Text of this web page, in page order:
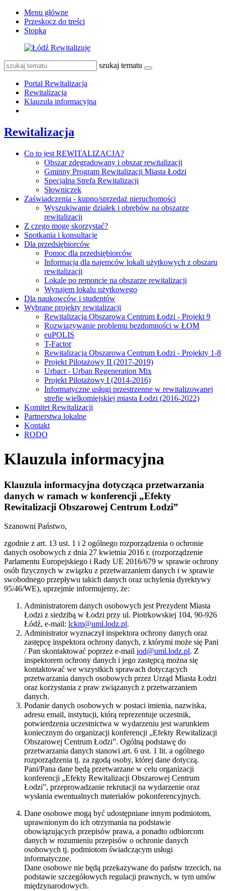
Menu główne
Przeskocz do treści
Stopka
szukaj tematu
Portal Rewitalizacja
Rewitalizacja
Klauzula informacyjna
Rewitalizacja
Co to jest REWITALIZACJA?
Obszar zdegradowany i obszar rewitalizacji
Gminny Program Rewitalizacji Miasta Łodzi
Specjalna Strefa Rewitalizacji
Słowniczek
Zaświadczenia - kupno/sprzedaż nieruchomości
Wyszukiwanie działek i obrębów na obszarze
rewitalizacji
Z czego mogę skorzystać?
Spotkania i konsultacje
Dla przedsiębiorców
Pomoc dla przedsiębiorców
Informacja dla najemców lokali użytkowych z obszaru
rewitalizacji
Lokale po remoncie na obszarze rewitalizacji
Wynajem lokalu użytkowego
Dla naukowców i studentów
Wybrane projekty rewitalizacji
Rewitalizacja Obszarowa Centrum Łodzi - Projekt 9
Rozwiązywanie problemu bezdomności w ŁOM
euPOLIS
T-Factor
Rewitalizacja Obszarowa Centrum Łodzi - Projekty 1-8
Projekt Pilotażowy II (2017-2019)
Urbact - Urban Regeneration Mix
Projekt Pilotażowy I (2014-2016)
Informatyczne usługi przestrzenne w rewitalizowanej
strefie wielkomiejskiej miasta Łodzi (2016-2022)
Komitet Rewitalizacji
Partnerstwa lokalne
Kontakt
RODO
Klauzula informacyjna
Klauzula informacyjna dotycząca przetwarzania
danych w ramach w konferencji „Efekty
Rewitalizacji Obszarowej Centrum Łodzi”
Szanowni Państwo,
zgodnie z art. 13 ust. 1 i 2 ogólnego rozporządzenia o ochronie
danych osobowych z dnia 27 kwietnia 2016 r. (rozporządzenie
Parlamentu Europejskiego i Rady UE 2016/679 w sprawie ochrony
osób fizycznych w związku z przetwarzaniem danych i w sprawie
swobodnego przepływu takich danych oraz uchylenia dyrektywy
95/46/WE), uprzejmie informujemy, że:
Administratorem danych osobowych jest Prezydent Miasta
Łodzi z siedzibą w Łodzi przy ul. Piotrkowskiej 104, 90-926
Łódź, e-mail: lckm@uml.lodz.pl.
Administrator wyznaczył inspektora ochrony danych oraz
zastępcę inspektora ochrony danych, z którymi może się Pani
/ Pan skontaktować poprzez e-mail iod@uml.lodz.pl. Z
inspektorem ochrony danych i jego zastępcą można się
kontaktować we wszystkich sprawach dotyczących
przetwarzania danych osobowych przez Urząd Miasta Łodzi
oraz korzystania z praw związanych z przetwarzaniem
danych.
Podanie danych osobowych w postaci imienia, nazwiska,
adresu email, instytucji, którą reprezentuje uczestnik,
potwierdzenia uczestnictwa w wydarzeniu jest warunkiem
koniecznym do organizacji konferencji „Efekty Rewitalizacji
Obszarowej Centrum Łodzi”. Ogólną podstawę do
przetwarzania danych stanowi art. 6 ust. 1 lit. a ogólnego
rozporządzenia tj. za zgodą osoby, której dane dotyczą.
Pani/Pana dane będą przetwarzane w celu organizacji
konferencji „Efekty Rewitalizacji Obszarowej Centrum
Łodzi”, przeprowadzanie rekrutacji na wydarzenie oraz
wysłania ewentualnych materiałów pokonferencyjnych.
Dane osobowe mogą być udostępniane innym podmiotom,
uprawnionym do ich otrzymania na podstawie
obowiązujących przepisów prawa, a ponadto odbiorcom
danych w rozumieniu przepisów o ochronie danych
osobowych tj. podmiotom świadczącym usługi
informatyczne.
Dane osobowe nie będą przekazywane do państw trzecich, na
podstawie szczegółowych regulacji prawnych, w tym umów
międzynarodowych.